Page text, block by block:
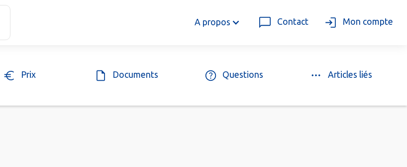
A propos Contact Mon compte
Prix Documents Questions Articles liés